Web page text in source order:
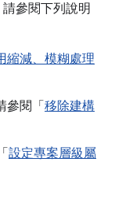
參閱下列說明
縮減、模糊處理
參閱「 移除建構
設定專案層級屬